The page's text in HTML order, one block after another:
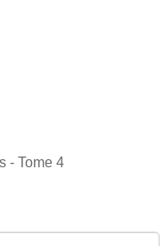
- Tome 4